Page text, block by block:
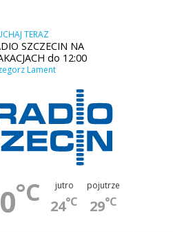
TERAZ
SZCZECIN NA
do 12:00
Lament
°C jutro
24°C
pojutrze
29°C